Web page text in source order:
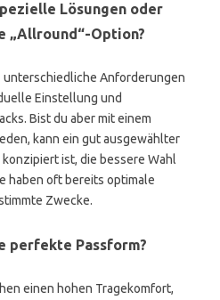
Lösungen oder
„Allround“-Option?
unterschiedliche Anforderungen
Einstellung und
Bist du aber mit einem
kann ein gut ausgewählter
ist, die bessere Wahl
haben oft bereits optimale
Zwecke.
perfekte Passform?
einen hohen Tragekomfort,